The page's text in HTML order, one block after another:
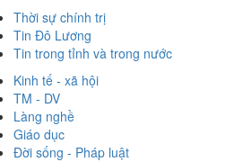
Thời sự chính trị
Tin Đô Lương
Tin trong tỉnh và trong nước
Kinh tế - xã hội
TM - DV
Làng nghề
Giáo dục
Đời sống - Pháp luật